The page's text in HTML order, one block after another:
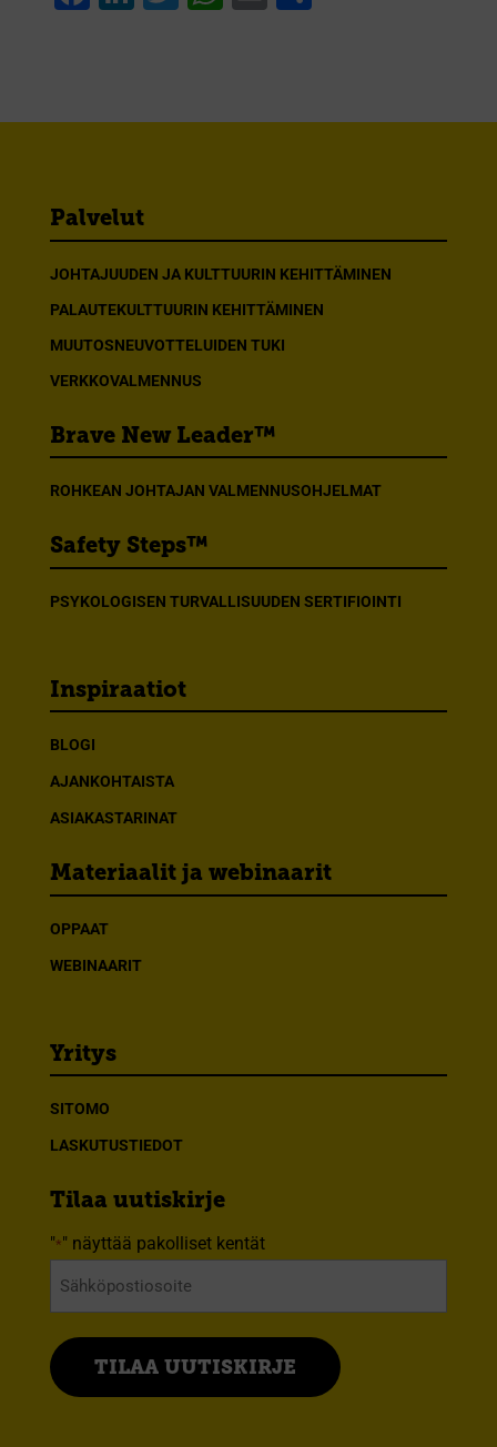
Palvelut
JOHTAJUUDEN JA KULTTUURIN KEHITTÄMINEN
PALAUTEKULTTUURIN KEHITTÄMINEN
MUUTOSNEUVOTTELUIDEN TUKI
VERKKOVALMENNUS
Brave New Leader™
ROHKEAN JOHTAJAN VALMENNUSOHJELMAT
Safety Steps™
PSYKOLOGISEN TURVALLISUUDEN SERTIFIOINTI
Inspiraatiot
BLOGI
AJANKOHTAISTA
ASIAKASTARINAT
Materiaalit ja webinaarit
OPPAAT
WEBINAARIT
Yritys
SITOMO
LASKUTUSTIEDOT
Tilaa uutiskirje
"*" näyttää pakolliset kentät
Sähköposti
TILAA UUTISKIRJE